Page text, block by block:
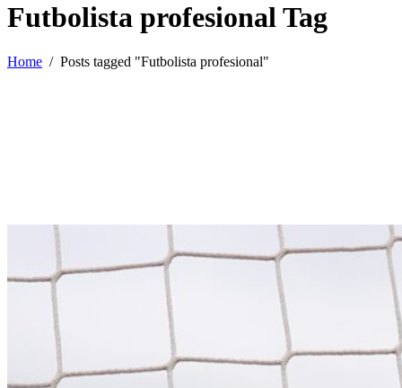
Futbolista profesional Tag
Home / Posts tagged "Futbolista profesional"